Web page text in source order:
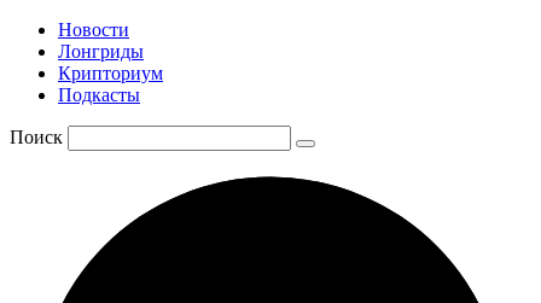
Новости
Лонгриды
Крипториум
Подкасты
Поиск